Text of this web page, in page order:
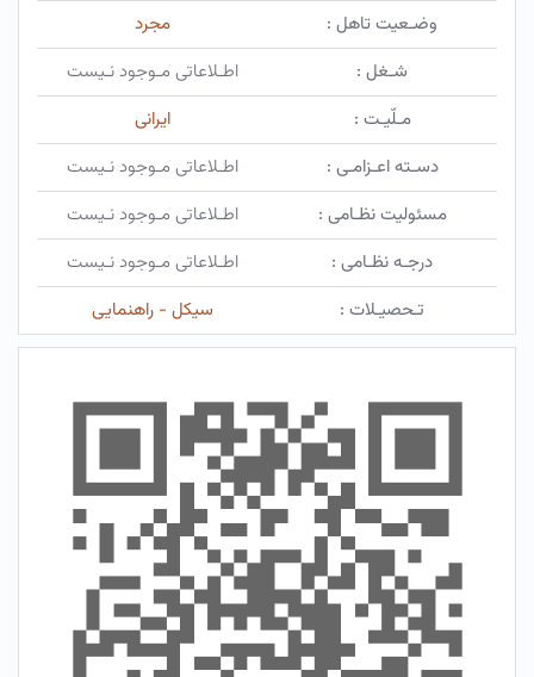
وضـعیت تاهل :
مجرد
شـغل :
اطـلاعاتی مـوجود نـیست
مـلّیـت :
ایرانی
دسـته اعـزامـی :
اطـلاعاتی مـوجود نـیست
مسئولیت نظـامی :
اطـلاعاتی مـوجود نـیست
درجـه نظـامی :
اطـلاعاتی مـوجود نـیست
تـحصیـلات :
سیکل - راهنمایی